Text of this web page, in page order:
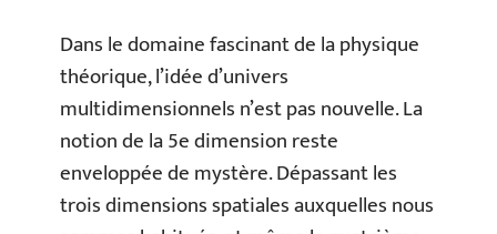
Dans le domaine fascinant de la physique
théorique, l’idée d’univers
multidimensionnels n’est pas nouvelle. La
notion de la 5e dimension reste
enveloppée de mystère. Dépassant les
trois dimensions spatiales auxquelles nous